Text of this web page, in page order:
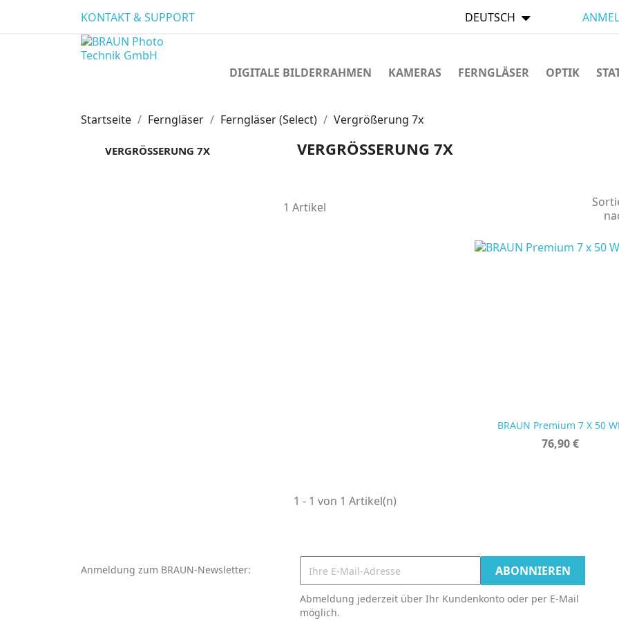
KONTAKT & SUPPORT DEUTSCH
DIGITALE BILDERRAHMEN KAMERAS FERNGLÄSER OPTIK
Startseite Ferngläser Ferngläser (Select) Vergrößerung 7x
VERGRÖSSERUNG 7X VERGRÖSSERUNG 7X
1 Artikel
BRAUN Premium 7 X 50
Preis
76,90 €
 Vorschau
1 - 1 von 1 Artikel(n)
Anmeldung zum BRAUN-Newsletter:
Abmeldung jederzeit über Ihr Kundenkonto oder per E-Mail
möglich.